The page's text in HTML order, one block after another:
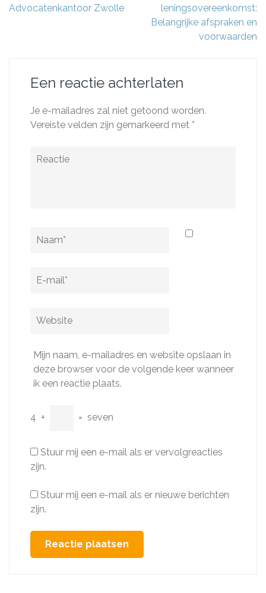
Advocatenkantoor Zwolle
leningsovereenkomst:
Belangrijke afspraken en
voorwaarden
Een reactie achterlaten
Je e-mailadres zal niet getoond worden.
Vereiste velden zijn gemarkeerd met *
Reactie
Naam
E-
Website
Mijn naam, e-mailadres en website opslaan in
deze browser voor de volgende keer wanneer
ik een reactie plaats.
4 + = seven
Stuur mij een e-mail als er vervolgreacties
zijn.
Stuur mij een e-mail als er nieuwe berichten
zijn.